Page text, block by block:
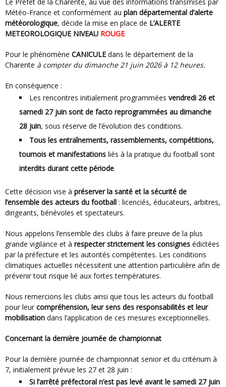
Météo-France et conformément au plan départemental d’alerte
météorologique, décide la mise en place de L’ALERTE
METEOROLOGIQUE NIVEAU ROUGE
Pour le phénomène CANICULE dans le département de la
Charente à compter du dimanche 21 juin 2026 à 12 heures.
En conséquence :
Les rencontres initialement programmées vendredi 26 et
samedi 27 juin sont de facto reprogrammées au dimanche
28 juin, sous réserve de l’évolution des conditions.
Tous les entraînements, rassemblements, compétitions,
tournois et manifestations liés à la pratique du football sont
interdits durant cette période.
Cette décision vise à préserver la santé et la sécurité de
l’ensemble des acteurs du football : licenciés, éducateurs, arbitres,
dirigeants, bénévoles et spectateurs.
Nous appelons l’ensemble des clubs à faire preuve de la plus
grande vigilance et à respecter strictement les consignes édictées
par la préfecture et les autorités compétentes. Les conditions
climatiques actuelles nécessitent une attention particulière afin de
prévenir tout risque lié aux fortes températures.
Nous remercions les clubs ainsi que tous les acteurs du football
pour leur compréhension, leur sens des responsabilités et leur
mobilisation dans l’application de ces mesures exceptionnelles.
Concernant la dernière journée de championnat
Pour la dernière journée de championnat senior et du critérium à
7, initialement prévue les 27 et 28 juin :
Si l’arrêté préfectoral n’est pas levé avant le samedi 27 juin